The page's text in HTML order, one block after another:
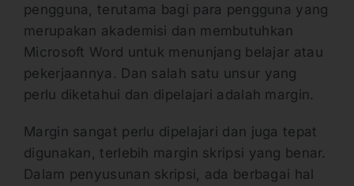
pengguna, terutama bagi para pengguna yang
merupakan akademisi dan membutuhkan
Microsoft Word untuk menunjang belajar atau
pekerjaannya. Dan salah satu unsur yang
perlu diketahui dan dipelajari adalah margin.
Margin sangat perlu dipelajari dan juga tepat
digunakan, terlebih margin skripsi yang benar.
Dalam penyusunan skripsi, ada berbagai hal